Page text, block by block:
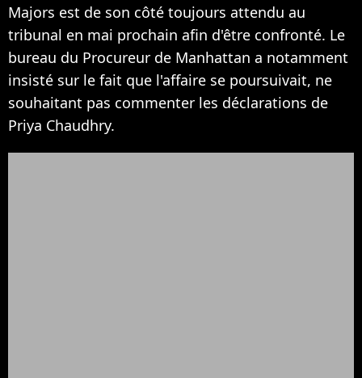
Majors est de son côté toujours attendu au
tribunal en mai prochain afin d'être confronté. Le
bureau du Procureur de Manhattan a notamment
insisté sur le fait que l'affaire se poursuivait, ne
souhaitant pas commenter les déclarations de
Priya Chaudhry.